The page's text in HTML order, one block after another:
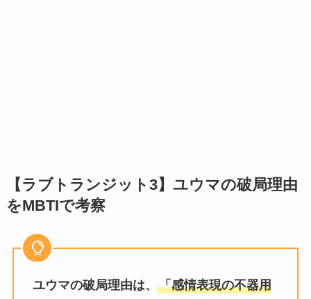
【ラブトランジット3】ユウマの破局理由
をMBTIで考察
ユウマの破局理由は、 「感情表現の不器用